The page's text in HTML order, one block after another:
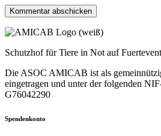
Schutzhof für Tiere in Not auf
Die ASOC AMICAB ist als
eingetragen und unter der folgenden
G76042290
Spendenkonto